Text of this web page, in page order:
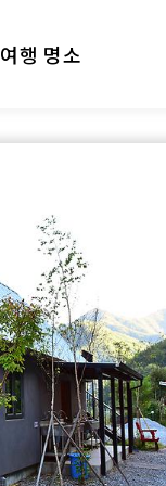
여행 명소